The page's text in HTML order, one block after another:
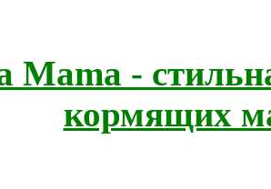
Mama -
кормящих